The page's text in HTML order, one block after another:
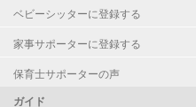
ベビーシッターに登録する
家事サポーターに登録する
保育士サポーターの声
ガイド